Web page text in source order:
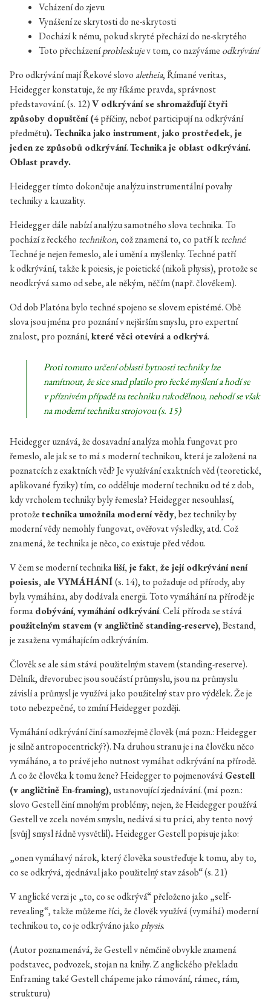
Vcházení do zjevu
Vynášení ze skrytosti do ne-skrytosti
Dochází k němu, pokud skryté přechází do ne-skrytého
Toto přecházeníprobleskujev tom, co nazýváme odkrývání
Pro odkrývání mají Řekové slovo aletheia, Římané veritas,
Heidegger konstatuje, že my říkáme pravda, správnost
představování. (s. 12)V odkrývání se shromažďují čtyři
způsoby dopuštění (4 příčiny, neboť participují na odkrývání
předmětu). Technika jako instrument, jako prostředek, je
jeden ze způsobů odkrývání.Technika je oblast odkrývání.
Oblast pravdy.
Heidegger tímto dokončuje analýzu instrumentální povahy
techniky a kauzality.
Heidegger dále nabízí analýzu samotného slova technika. To
pochází z řeckého technikon, což znamená to, co patří ktechné.
Techné je nejen řemeslo, ale i umění a myšlenky. Techné patří
k odkrývání, takže k poiesis, je poietické (nikoli physis), protože se
neodkrývá samo od sebe, ale někým, něčím (např. člověkem).
Od dob Platóna bylo techné spojeno se slovem epistémé. Obě
slova jsou jména pro poznání v nejširším smyslu, pro expertní
znalost, pro poznání,které věci otevírá a odkrývá.
Proti tomuto určení oblasti bytnosti techniky lze
namítnout, že sice snad platilo pro řecké myšlení a hodí se
v příznivém případě na techniku rukodělnou, nehodí se však
na moderní techniku strojovou (s. 15)
Heidegger uznává, že dosavadní analýza mohla fungovat pro
řemeslo, ale jak se to má s moderní technikou, která je založená na
poznatcích z exaktních věd? Je využívání exaktních věd (teoretické,
aplikované fyziky) tím, co odděluje moderní techniku od té z dob,
kdy vrcholem techniky byly řemesla? Heidegger nesouhlasí,
protožetechnika umožnila moderní vědy, bez techniky by
moderní vědy nemohly fungovat, ověřovat výsledky, atd. Což
znamená, že technika je něco, co existuje před vědou.
V čem se moderní technikališí, je fakt, že její odkrývání není
poiesis, ale VYMÁHÁNÍ(s. 14), to požaduje od přírody, aby
byla vymáhána, aby dodávala energii. Toto vymáhání na přírodě je
formadobývání,vymáhání odkrývání.Celá příroda se stává
použitelným stavem (v angličtině standing-reserve), Bestand,
je zasažena vymáhajícím odkrýváním.
Člověk se ale sám stává použitelným stavem (standing-reserve).
Dělník, dřevorubec jsou součástí průmyslu, jsou na průmyslu
závislí a průmysl je využívá jako použitelný stav pro výdělek. Že je
toto nebezpečné, to zmíní Heidegger později.
Vymáhání odkrývání činí samozřejmě člověk (má pozn.: Heidegger
je silně antropocentrický?). Na druhou stranu je i na člověku něco
vymáháno, a to právě jeho nutnost vymáhat odkrývání na přírodě.
A co že člověka k tomu žene? Heidegger to pojmenováváGestell
(v angličtině En-framing), ustanovující zjednávání. (má pozn.:
slovo Gestell činí mnohým problémy; nejen, že Heidegger používá
Gestell ve zcela novém smyslu, nedává si tu práci, aby tento nový
[svůj] smysl řádně vysvětlil).Heidegger Gestell popisuje jako:
„onen vymáhavý nárok, který člověka soustřeďuje k tomu, aby to,
co se odkrývá, zjednával jako použitelný stav zásob“ (s. 21)
V anglické verzi je „to, co se odkrývá“ přeloženo jako „self-
revealing“, takže můžeme říci, že člověk využívá (vymáhá) moderní
technikou to, co je odkrýváno jako physis.
(Autor poznamenává, že Gestell v němčině obvykle znamená
podstavec, podvozek, stojan na knihy. Z anglického překladu
Enframing také Gestell chápeme jako rámování, rámec, rám,
strukturu)